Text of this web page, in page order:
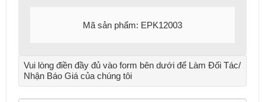
Mã sản phẩm: EPK12003
Vui lòng điền đầy đủ vào form bên dưới để Làm Đối Tác/
Nhận Báo Giá của chúng tôi